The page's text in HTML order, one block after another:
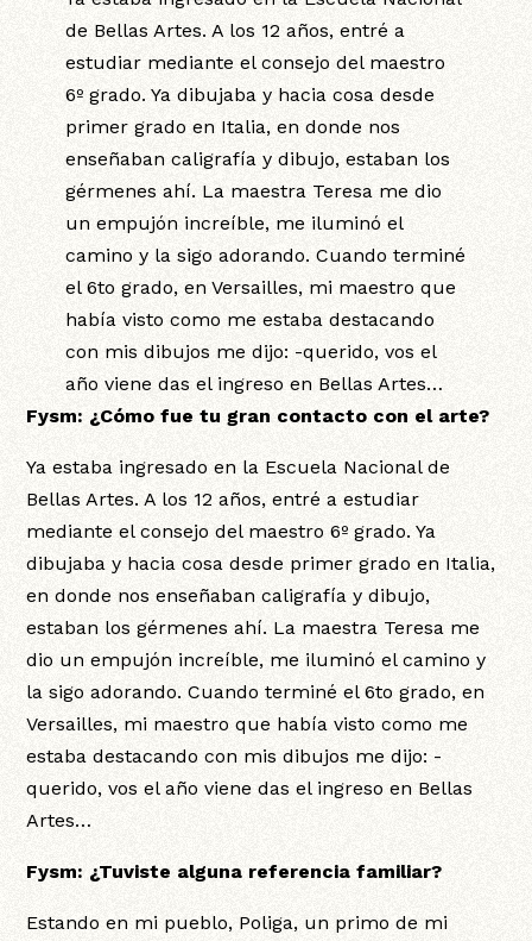
de Bellas Artes. A los 12 años, entré a
estudiar mediante el consejo del maestro
6º grado. Ya dibujaba y hacia cosa desde
primer grado en Italia, en donde nos
enseñaban caligrafía y dibujo, estaban los
gérmenes ahí. La maestra Teresa me dio
un empujón increíble, me iluminó el
camino y la sigo adorando. Cuando terminé
el 6to grado, en Versailles, mi maestro que
había visto como me estaba destacando
con mis dibujos me dijo: -querido, vos el
año viene das el ingreso en Bellas Artes…
Fysm: ¿Cómo fue tu gran contacto con el arte?
Ya estaba ingresado en la Escuela Nacional de
Bellas Artes. A los 12 años, entré a estudiar
mediante el consejo del maestro 6º grado. Ya
dibujaba y hacia cosa desde primer grado en Italia,
en donde nos enseñaban caligrafía y dibujo,
estaban los gérmenes ahí. La maestra Teresa me
dio un empujón increíble, me iluminó el camino y
la sigo adorando. Cuando terminé el 6to grado, en
Versailles, mi maestro que había visto como me
estaba destacando con mis dibujos me dijo: -
querido, vos el año viene das el ingreso en Bellas
Artes…
Fysm: ¿Tuviste alguna referencia familiar?
Estando en mi pueblo, Poliga, un primo de mi